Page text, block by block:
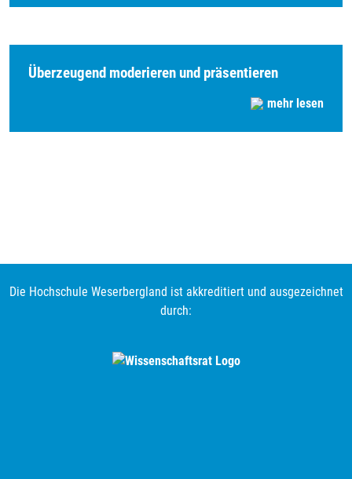
Überzeugend moderieren und präsentieren
mehr lesen
Die Hochschule Weserbergland ist akkreditiert und ausgezeichnet
durch: